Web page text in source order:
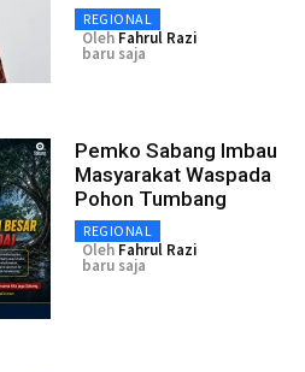
REGIONAL
Oleh Fahrul Razi
baru saja
Pemko Sabang Imbau
Masyarakat Waspada
Pohon Tumbang
REGIONAL
Oleh Fahrul Razi
baru saja